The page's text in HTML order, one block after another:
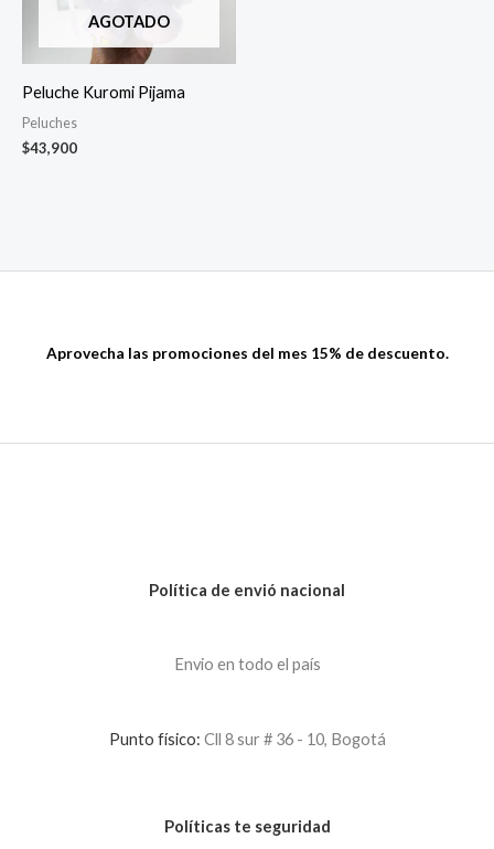
AGOTADO
Peluche Kuromi Pijama
Peluches
$43,900
Aprovecha las promociones del mes 15% de descuento.
Política de envió nacional
Envio en todo el país
Punto físico: Cll 8 sur # 36 - 10, Bogotá
Políticas te seguridad